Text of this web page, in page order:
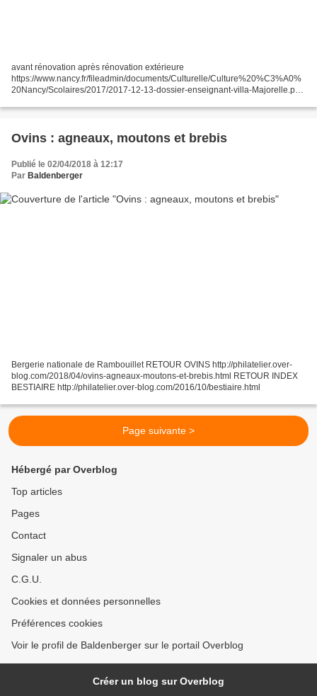
avant rénovation après rénovation extérieure
https://www.nancy.fr/fileadmin/documents/Culturelle/Culture%20%C3%A0%
20Nancy/Scolaires/2017/2017-12-13-dossier-enseignant-villa-Majorelle.pdf
Ovins : agneaux, moutons et brebis
Publié le 02/04/2018 à 12:17
Par Baldenberger
Bergerie nationale de Rambouillet RETOUR OVINS http://philatelier.over-
blog.com/2018/04/ovins-agneaux-moutons-et-brebis.html RETOUR INDEX
BESTIAIRE http://philatelier.over-blog.com/2016/10/bestiaire.html
Page suivante >
Hébergé par Overblog
Top articles
Pages
Contact
Signaler un abus
C.G.U.
Cookies et données personnelles
Préférences cookies
Voir le profil de Baldenberger sur le portail Overblog
Créer un blog sur Overblog